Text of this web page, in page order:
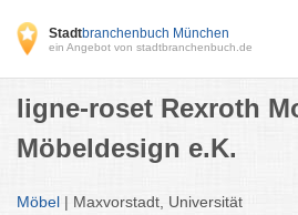
Stadtbranchenbuch München
ein Angebot von stadtbranchenbuch.de
ligne-roset Rexroth
Möbeldesign e.K.
Möbel | Maxvorstadt, Universität